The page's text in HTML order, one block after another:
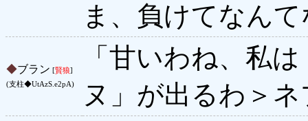
ま、負けてなん
◆ブラン [賢狼]
(支柱◆UtAzS.e2pA)
「甘いわね、私
ヌ」が出るわ＞